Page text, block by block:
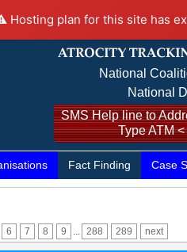
Hosting plan for this site has
National
National
SMS Help line to
Type ATM
Fact Finding Case
6 7 8 9 ... 288 289 next